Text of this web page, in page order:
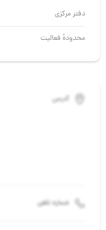
دفتر مرکزی
محدودهٔ فعالیت
آدرس
شماره تلفن